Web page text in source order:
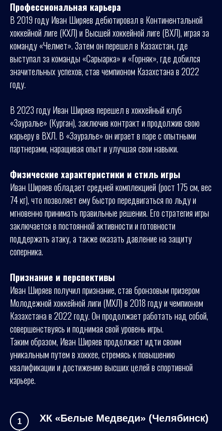
Профессиональная карьера
В 2019 году Иван Ширяев дебютировал в Континентальной
хоккейной лиге (КХЛ) и Высшей хоккейной лиге (ВХЛ), играя за
команду «Челмет». Затем он перешел в Казахстан, где
выступал за команды «Сарыарка» и «Горняк», где добился
значительных успехов, став чемпионом Казахстана в 2022
году.
В 2023 году Иван Ширяев перешел в хоккейный клуб
«Зауралье» (Курган), заключив контракт и продолжив свою
карьеру в ВХЛ. В «Зауралье» он играет в паре с опытными
партнерами, наращивая опыт и улучшая свои навыки.
Физические характеристики и стиль игры
Иван Ширяев обладает средней комплекцией (рост 175 см, вес
74 кг), что позволяет ему быстро передвигаться по льду и
мгновенно принимать правильные решения. Его стратегия игры
заключается в постоянной активности и готовности
поддержать атаку, а также оказать давление на защиту
соперника.
Признание и перспективы
Иван Ширяев получил признание, став бронзовым призером
Молодежной хоккейной лиги (МХЛ) в 2018 году и чемпионом
Казахстана в 2022 году. Он продолжает работать над собой,
совершенствуясь и поднимая свой уровень игры.
Таким образом, Иван Ширяев продолжает идти своим
уникальным путем в хоккее, стремясь к повышению
квалификации и достижению высших целей в спортивной
карьере.
ХК «Белые Медведи» (Челябинск)